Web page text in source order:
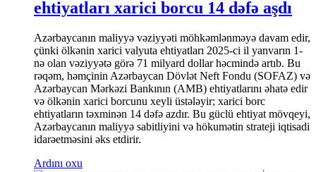
ehtiyatları xarici borcu 14 dəfə aşdı
Azərbaycanın maliyyə vəziyyəti möhkəmlənməyə davam edir,
çünki ölkənin xarici valyuta ehtiyatları 2025-ci il yanvarın 1-
nə olan vəziyyətə görə 71 milyard dollar həcmində artıb. Bu
rəqəm, həmçinin Azərbaycan Dövlət Neft Fondu (SOFAZ) və
Azərbaycan Mərkəzi Bankının (AMB) ehtiyatlarını əhatə edir
və ölkənin xarici borcunu xeyli üstələyir; xarici borc
ehtiyatların təxminən 14 dəfə azdır. Bu güclü ehtiyat mövqeyi,
Azərbaycanın maliyyə sabitliyini və hökumətin strateji iqtisadi
idarəetməsini əks etdirir.
Ardını oxu